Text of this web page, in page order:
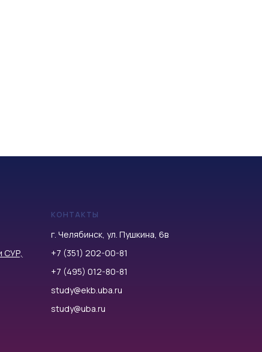
СУР,
КОНТАКТЫ
г. Челябинск, ул. Пушкина, 6в
+7 (351) 202-00-81
+7 (495) 012-80-81
study@ekb.uba.ru
study@uba.ru